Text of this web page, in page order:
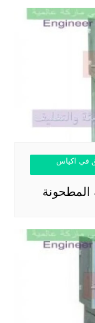
في اكياس
المطحونة